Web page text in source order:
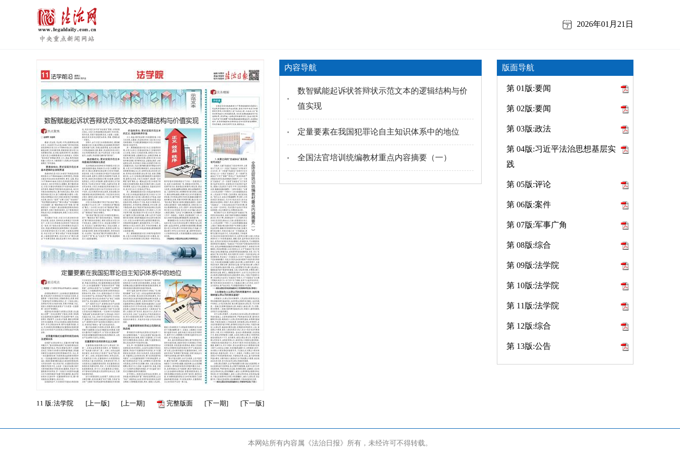
2026年01月21日
11 版:法学院 [上一版] [上一期] 完整版面 [下一期] [下一版]
内容导航
数智赋能起诉状答辩状示范文本的逻辑结构与价
值实现
定量要素在我国犯罪论自主知识体系中的地位
全国法官培训统编教材重点内容摘要（一）
版面导航
第 01版:要闻
第 02版:要闻
第 03版:政法
第 04版:习近平法治思想基层实
践
第 05版:评论
第 06版:案件
第 07版:军事广角
第 08版:综合
第 09版:法学院
第 10版:法学院
第 11版:法学院
第 12版:综合
第 13版:公告
本网站所有内容属《法治日报》所有，未经许可不得转载。